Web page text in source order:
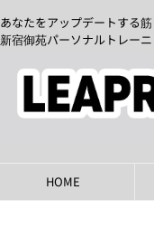
あなたをアップデートする
新宿御苑パーソナルトレー
HOME